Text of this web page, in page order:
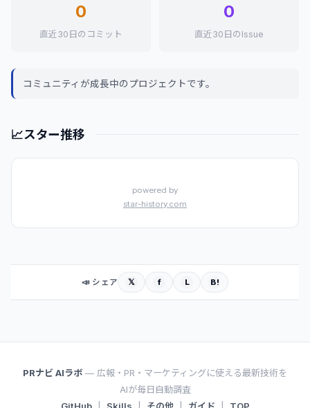
0
直近30日のコミット
0
直近30日のIssue
コミュニティが成長中のプロジェクトです。
📈スター推移
powered by
star-history.com
📣 シェア 𝕏 f L B!
PRナビ AIラボ — 広報・PR・マーケティングに使える最新技術を
AIが毎日自動調査